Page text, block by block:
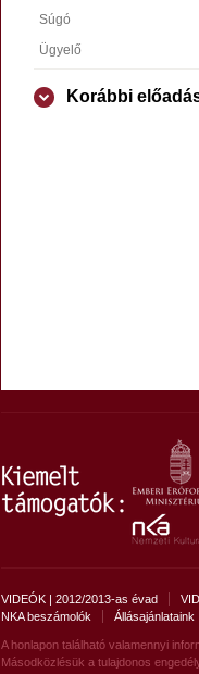
Súgó
Ügyelő
Korábbi
VIDEÓK | 2012/2013-as évad
NKA beszámolók
Állásajánlataink
A honlapon található valamennyi
Másodközlésük a tulajdonos